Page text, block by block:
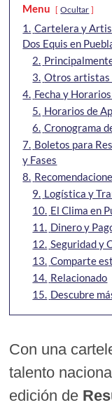
Menu Ocultar
1. Cartelera y
Dos Equis en
2.
3. Otros artistas
4. Fecha y
5. Horarios de
6. Cronograma
7. Boletos para
y Fases
8.
9. Logística y
10. El Clima en
11. Dinero y
12. Seguridad y
13. Comparte
14. Relacionado
15. Descubre
Con una
talento
edición de